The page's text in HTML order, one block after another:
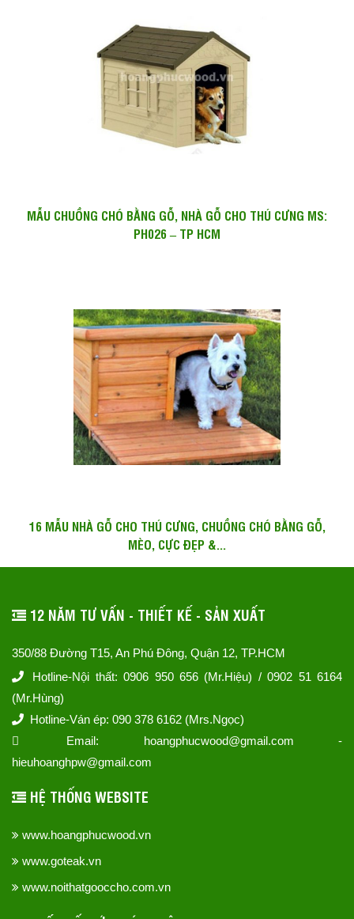
MẪU CHUỒNG CHÓ BẰNG GỖ, NHÀ GỖ CHO THÚ CƯNG MS:
PH026 – TP HCM
16 MẪU NHÀ GỖ CHO THÚ CƯNG, CHUỒNG CHÓ BẰNG GỖ,
MÈO, CỰC ĐẸP &...
12 NĂM TƯ VẤN - THIẾT KẾ - SẢN XUẤT
350/88 Đường T15, An Phú Đông, Quận 12, TP.HCM
Hotline-Nội thất: 0906 950 656 (Mr.Hiệu) / 0902 51 6164
(Mr.Hùng)
Hotline-Ván ép: 090 378 6162 (Mrs.Ngọc)
Email: hoangphucwood@gmail.com -
hieuhoanghpw@gmail.com
HỆ THỐNG WEBSITE
www.hoangphucwood.vn
www.goteak.vn
www.noithatgooccho.com.vn